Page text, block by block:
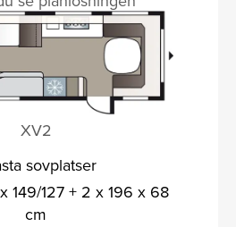
XV2
sovplatser
149/127 + 2 x 196 x 68
cm